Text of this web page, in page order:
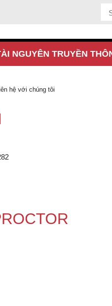
NGUYÊN TRUYỀN
hệ với chúng tôi